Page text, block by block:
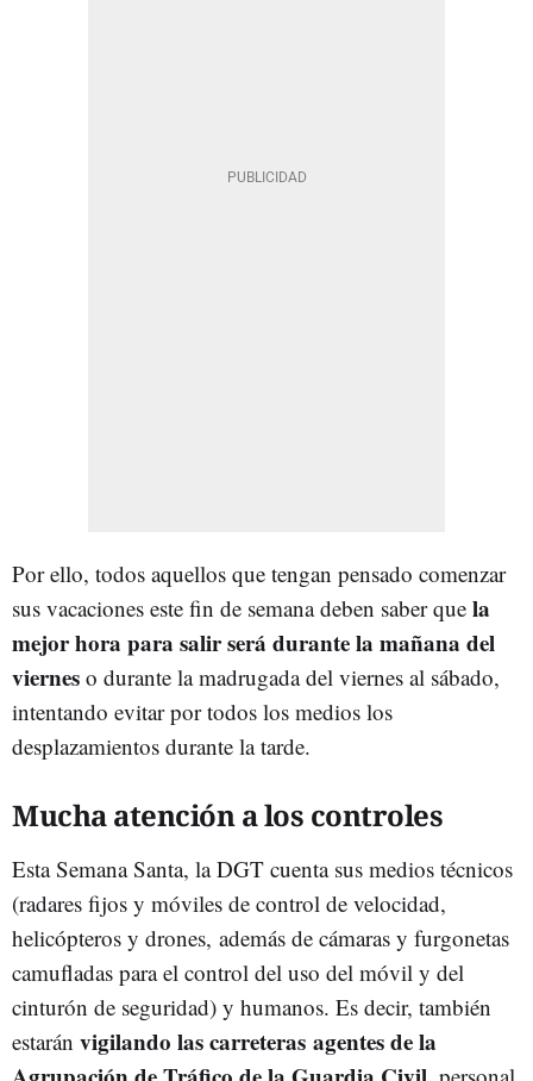
Por ello, todos aquellos que tengan pensado comenzar
sus vacaciones este fin de semana deben saber que la
mejor hora para salir será durante la mañana del
viernes o durante la madrugada del viernes al sábado,
intentando evitar por todos los medios los
desplazamientos durante la tarde.
Mucha atención a los controles
Esta Semana Santa, la DGT cuenta sus medios técnicos
(radares fijos y móviles de control de velocidad,
helicópteros y drones, además de cámaras y furgonetas
camufladas para el control del uso del móvil y del
cinturón de seguridad) y humanos. Es decir, también
estarán vigilando las carreteras agentes de la